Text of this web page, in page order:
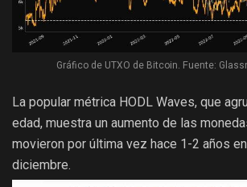
Gráfico de UTXO de Bitcoin. Fuente:
La popular métrica HODL Waves, que
edad, muestra un aumento de las
movieron por última vez hace 1-2 años
diciembre.